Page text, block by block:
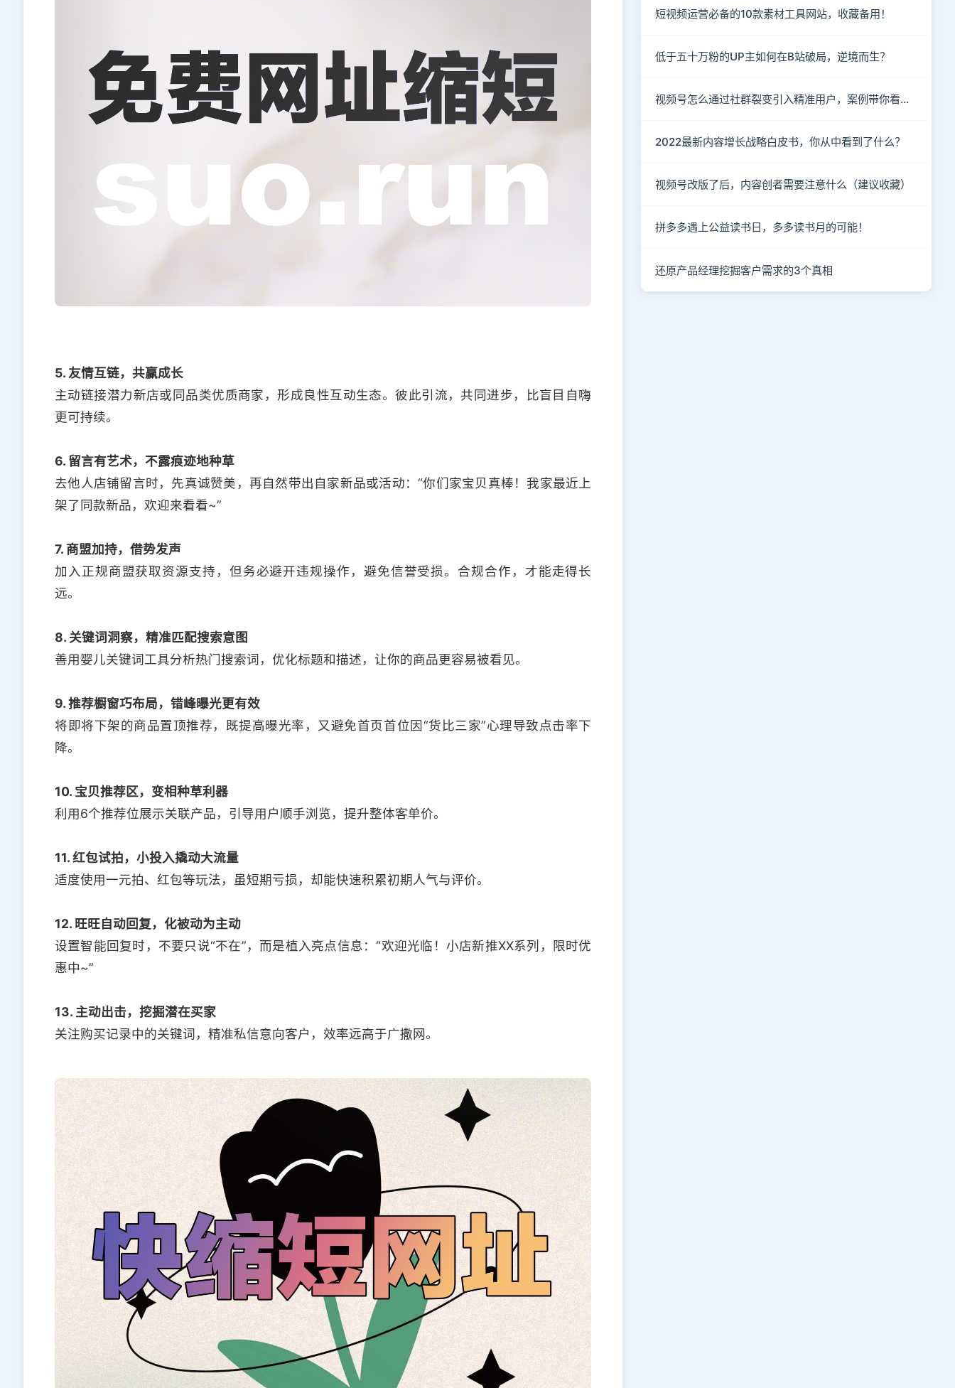
5. 友情互链，共赢成长
主动链接潜力新店或同品类优质商家，形成良性互动生态。彼此引流，共同进步，比盲目自嗨
更可持续。
6. 留言有艺术，不露痕迹地种草
去他人店铺留言时，先真诚赞美，再自然带出自家新品或活动：“你们家宝贝真棒！我家最近上
架了同款新品，欢迎来看看~”
7. 商盟加持，借势发声
加入正规商盟获取资源支持，但务必避开违规操作，避免信誉受损。合规合作，才能走得长
远。
8. 关键词洞察，精准匹配搜索意图
善用婴儿关键词工具分析热门搜索词，优化标题和描述，让你的商品更容易被看见。
9. 推荐橱窗巧布局，错峰曝光更有效
将即将下架的商品置顶推荐，既提高曝光率，又避免首页首位因“货比三家”心理导致点击率下
降。
10. 宝贝推荐区，变相种草利器
利用6个推荐位展示关联产品，引导用户顺手浏览，提升整体客单价。
11. 红包试拍，小投入撬动大流量
适度使用一元拍、红包等玩法，虽短期亏损，却能快速积累初期人气与评价。
12. 旺旺自动回复，化被动为主动
设置智能回复时，不要只说“不在”，而是植入亮点信息：“欢迎光临！小店新推XX系列，限时优
惠中~”
13. 主动出击，挖掘潜在买家
关注购买记录中的关键词，精准私信意向客户，效率远高于广撒网。
短视频运营必备的10款素材工具网站，收藏备用！
低于五十万粉的UP主如何在B站破局，逆境而生？
视频号怎么通过社群裂变引入精准用户，案例带你看懂！
2022最新内容增长战略白皮书，你从中看到了什么？
视频号改版了后，内容创者需要注意什么（建议收藏）
拼多多遇上公益读书日，多多读书月的可能！
还原产品经理挖掘客户需求的3个真相